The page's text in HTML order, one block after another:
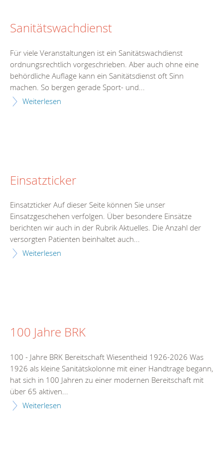
Sanitätswachdienst
Für viele Veranstaltungen ist ein Sanitätswachdienst
ordnungsrechtlich vorgeschrieben. Aber auch ohne eine
behördliche Auflage kann ein Sanitätsdienst oft Sinn
machen. So bergen gerade Sport- und...
Weiterlesen
Einsatzticker
Einsatzticker Auf dieser Seite können Sie unser
Einsatzgeschehen verfolgen. Über besondere Einsätze
berichten wir auch in der Rubrik Aktuelles. Die Anzahl der
versorgten Patienten beinhaltet auch...
Weiterlesen
100 Jahre BRK
100 - Jahre BRK Bereitschaft Wiesentheid 1926-2026 Was
1926 als kleine Sanitätskolonne mit einer Handtrage begann,
hat sich in 100 Jahren zu einer modernen Bereitschaft mit
über 65 aktiven...
Weiterlesen